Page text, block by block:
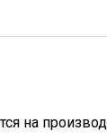
на